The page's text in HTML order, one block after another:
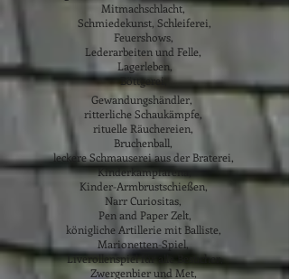
Mitmachschlacht,
Schmiedekunst, Schleiferei,
Feuershows,
Lederarbeiten und Felle,
Lagerleben,
Böttgerei,
Gewandungshändler,
ritterliche Schaukämpfe,
rituelle Räuchereien,
Bruchenball,
leckere Schmauserei aus der Braterei,
Kinderkampfarena,
Kinder-Armbrustschießen,
Narr Curiositas,
Pen and Paper Zelt,
königliche Artillerie mit Balliste,
Marionetten-Spiel,
Liverollenspiel für alle Besucher,
Zwergenbier und Met,